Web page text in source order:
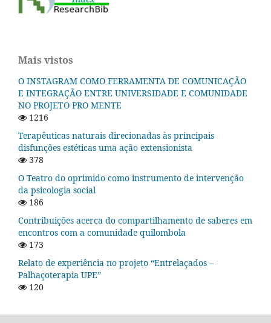
Mais vistos
O INSTAGRAM COMO FERRAMENTA DE COMUNICAÇÃO
E INTEGRAÇÃO ENTRE UNIVERSIDADE E COMUNIDADE
NO PROJETO PRO MENTE
1216
Terapêuticas naturais direcionadas às principais
disfunções estéticas uma ação extensionista
378
O Teatro do oprimido como instrumento de intervenção
da psicologia social
186
Contribuições acerca do compartilhamento de saberes em
encontros com a comunidade quilombola
173
Relato de experiência no projeto “Entrelaçados –
Palhaçoterapia UPE”
120